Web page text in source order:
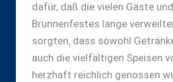
dafür, daß die vielen Gäste
Brunnenfestes lange
sorgten, dass sowohl
auch die vielfältigen Speisen
herzhaft reichlich genossen